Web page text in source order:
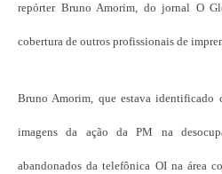
repórter Bruno Amorim, do jornal O
cobertura de outros profissionais de
Bruno Amorim, que estava identificado
imagens da ação da PM na
abandonados da telefônica OI na área